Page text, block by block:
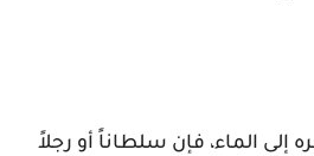
إلى الماء، فإن سلطاناً أو رجلاً